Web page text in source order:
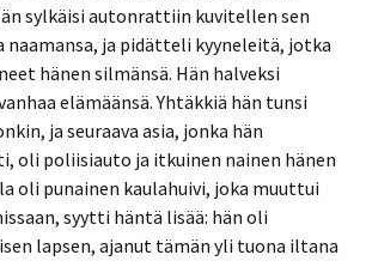
sylkäisi autonrattiin kuvitellen sen
naamansa, ja pidätteli kyyneleitä, jotka
hänen silmänsä. Hän halveksi
elämäänsä. Yhtäkkiä hän tunsi
ja seuraava asia, jonka hän
oli poliisiauto ja itkuinen nainen hänen
oli punainen kaulahuivi, joka muuttui
syytti häntä lisää: hän oli
lapsen, ajanut tämän yli tuona iltana